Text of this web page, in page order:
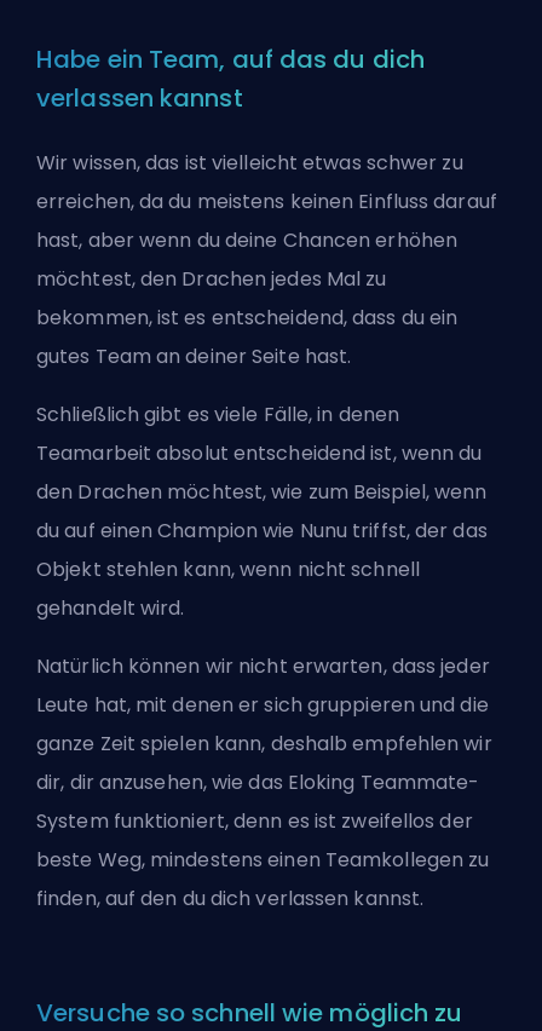
Habe ein Team, auf das du dich
verlassen kannst
Wir wissen, das ist vielleicht etwas schwer zu
erreichen, da du meistens keinen Einfluss darauf
hast, aber wenn du deine Chancen erhöhen
möchtest, den Drachen jedes Mal zu
bekommen, ist es entscheidend, dass du ein
gutes Team an deiner Seite hast.
Schließlich gibt es viele Fälle, in denen
Teamarbeit absolut entscheidend ist, wenn du
den Drachen möchtest, wie zum Beispiel, wenn
du auf einen Champion wie Nunu triffst, der das
Objekt stehlen kann, wenn nicht schnell
gehandelt wird.
Natürlich können wir nicht erwarten, dass jeder
Leute hat, mit denen er sich gruppieren und die
ganze Zeit spielen kann, deshalb empfehlen wir
dir, dir anzusehen,wie das Eloking Teammate-
System funktioniert, denn es ist zweifellos der
beste Weg, mindestens einen Teamkollegen zu
finden, auf den du dich verlassen kannst.
Versuche so schnell wie möglich zu